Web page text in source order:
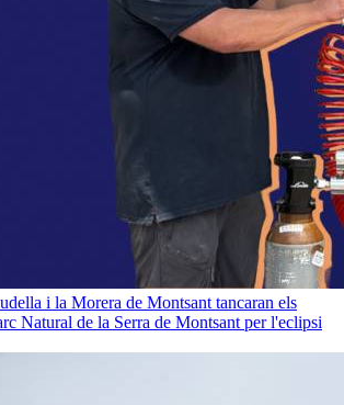
i la Morera de Montsant tancaran els
Natural de la Serra de Montsant per l'eclipsi